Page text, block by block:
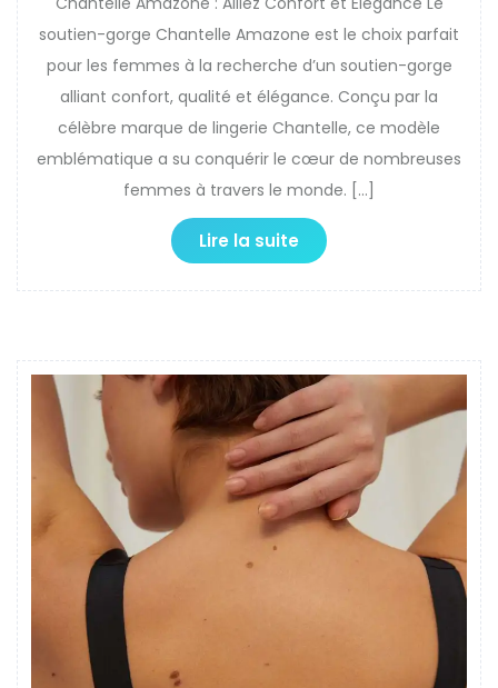
soutien-gorge Chantelle Amazone est le choix parfait
pour les femmes à la recherche d’un soutien-gorge
alliant confort, qualité et élégance. Conçu par la
célèbre marque de lingerie Chantelle, ce modèle
emblématique a su conquérir le cœur de nombreuses
femmes à travers le monde. […]
Lire la suite